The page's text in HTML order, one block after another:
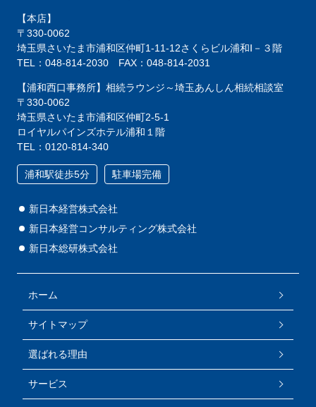
【本店】
〒330-0062
埼玉県さいたま市浦和区仲町1-11-12さくらビル浦和Ⅰ－３階
TEL：048-814-2030
FAX：048-814-2031
【浦和西口事務所】相続ラウンジ～埼玉あんしん相続相談室
〒330-0062
埼玉県さいたま市浦和区仲町2-5-1
ロイヤルパインズホテル浦和１階
TEL：0120-814-340
浦和駅徒歩5分 駐車場完備
新日本経営株式会社
新日本経営コンサルティング株式会社
新日本総研株式会社
ホーム
サイトマップ
選ばれる理由
サービス